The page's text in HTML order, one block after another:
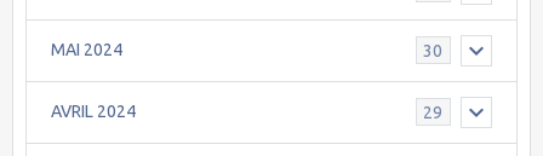
MAI 2024 30
AVRIL 2024 29